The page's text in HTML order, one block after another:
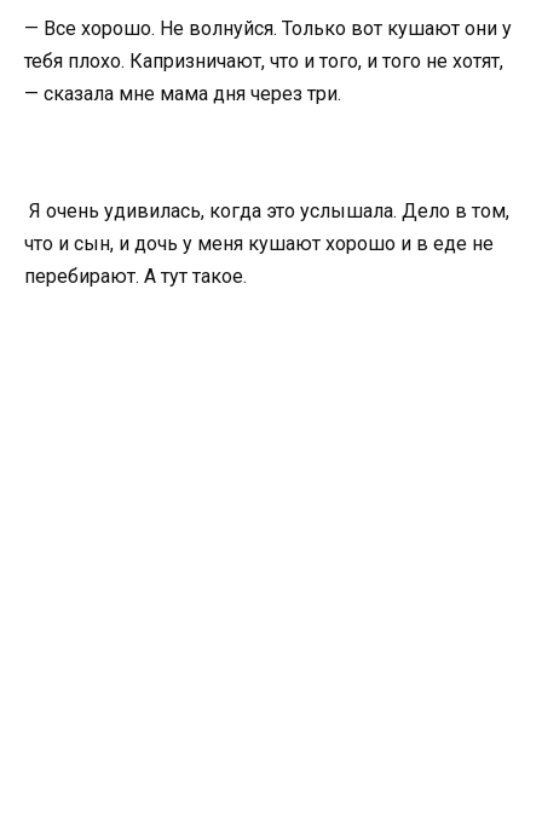
— Все хорошо. Не волнуйся. Только вот кушают они у
тебя плохо. Капризничают, что и того, и того не хотят,
— сказала мне мама дня через три.
Я очень удивилась, когда это услышала. Дело в том,
что и сын, и дочь у меня кушают хорошо и в еде не
перебирают. А тут такое.